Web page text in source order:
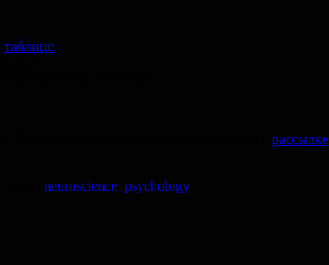
таблице
рассылке
neuroscience psychology